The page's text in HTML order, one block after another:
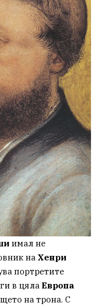
имал не
на Хенри
портретите
в цялаЕвропа
на трона. С